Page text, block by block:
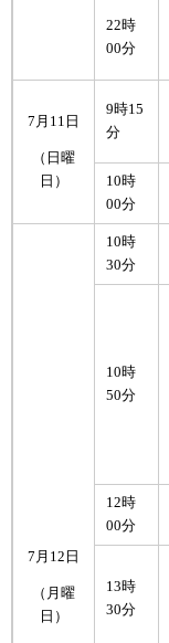
22時
00分
7月11日
（日曜
日）
9時15
分
10時
00分
7月12日
（月曜
日）
10時
30分
10時
50分
12時
00分
13時
30分